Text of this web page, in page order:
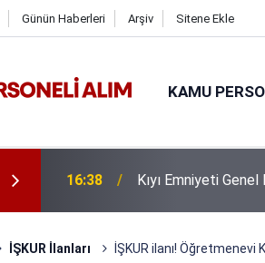
Günün Haberleri Arşiv Sitene Ekle
KAMU
16:38 Kıyı Emniyeti
İŞKUR İlanları İŞKUR ilanı! Öğretmenevi